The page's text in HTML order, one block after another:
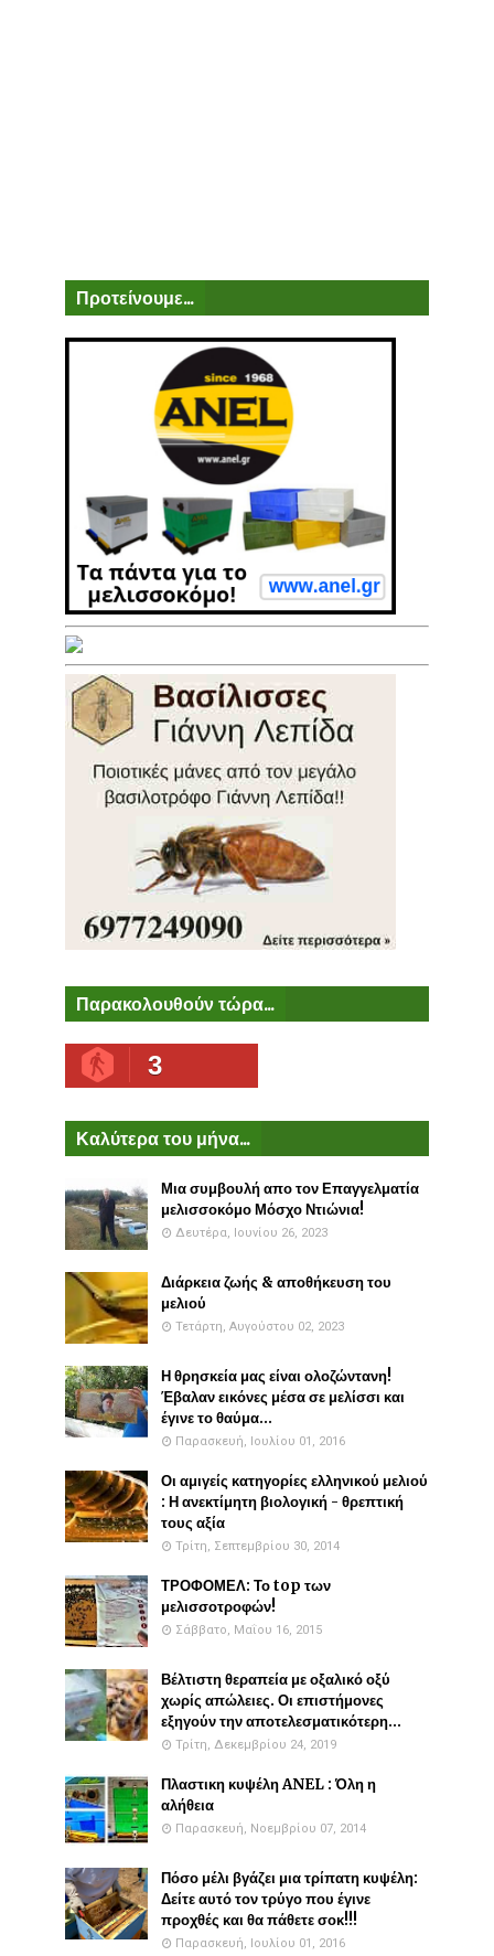
Προτείνουμε...
Παρακολουθούν τώρα...
3
Καλύτερα του μήνα...
Μια συμβουλή απο τον Επαγγελματία
μελισσοκόμο Μόσχο Ντιώνια!
Δευτέρα, Ιουνίου 26, 2023
Διάρκεια ζωής & αποθήκευση του
μελιού
Τετάρτη, Αυγούστου 02, 2023
Η θρησκεία μας είναι ολοζώντανη!
Έβαλαν εικόνες μέσα σε μελίσσι και
έγινε το θαύμα...
Παρασκευή, Ιουλίου 01, 2016
Οι αμιγείς κατηγορίες ελληνικού μελιού
: Η ανεκτίμητη βιολογική - θρεπτική
τους αξία
Τρίτη, Σεπτεμβρίου 30, 2014
ΤΡΟΦΟΜΕΛ: Το top των
μελισσοτροφών!
Σάββατο, Μαΐου 16, 2015
Βέλτιστη θεραπεία με οξαλικό οξύ
χωρίς απώλειες. Οι επιστήμονες
εξηγούν την αποτελεσματικότερη...
Τρίτη, Δεκεμβρίου 24, 2019
Πλαστικη κυψέλη ANEL : Όλη η
αλήθεια
Παρασκευή, Νοεμβρίου 07, 2014
Πόσο μέλι βγάζει μια τρίπατη κυψέλη:
Δείτε αυτό τον τρύγο που έγινε
προχθές και θα πάθετε σοκ!!!
Παρασκευή, Ιουλίου 01, 2016